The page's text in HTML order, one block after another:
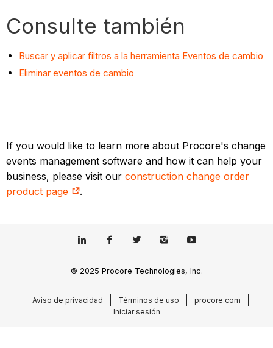
Consulte también
Buscar y aplicar filtros a la herramienta Eventos de cambio
Eliminar eventos de cambio
If you would like to learn more about Procore's change
events management software and how it can help your
business, please visit ourconstruction change order
product page
.
© 2025 Procore Technologies, Inc.
Aviso de privacidad Términos de uso
procore.com
Iniciar sesión